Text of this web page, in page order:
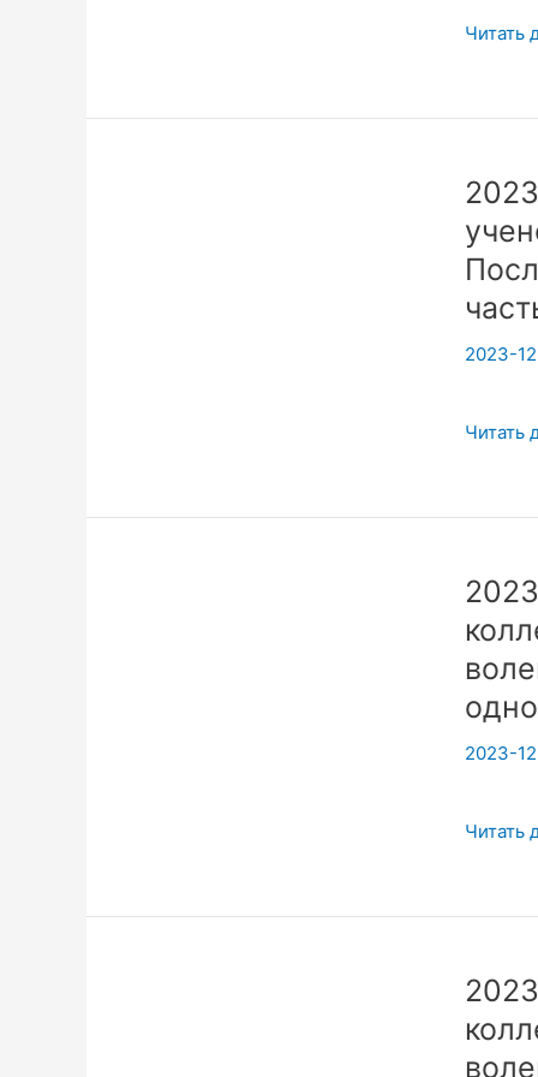
для
Читать
2023-
ученого.
научных
Читать
2023-
и
(вера)
Читать